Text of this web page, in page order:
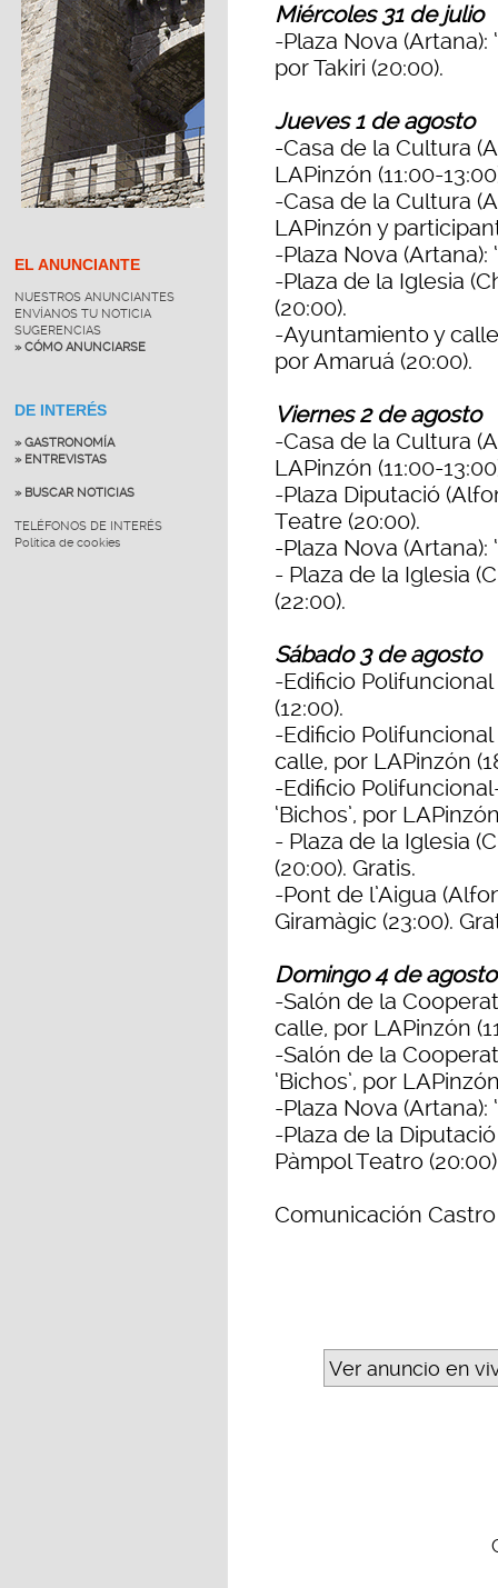
EL ANUNCIANTE
NUESTROS ANUNCIANTES
ENVÍANOS TU NOTICIA
SUGERENCIAS
» CÓMO ANUNCIARSE
DE INTERÉS
» GASTRONOMÍA
» ENTREVISTAS
» BUSCAR NOTICIAS
TELÉFONOS DE INTERÉS
Política de cookies
Miércoles 31 de julio
-Plaza Nova (Artana):
por Takiri (20:00).
Jueves 1 de agosto
-Casa de la Cultura
LAPinzón (11:00-
-Casa de la Cultura
LAPinzón y
-Plaza Nova (Artana):
-Plaza de la Iglesia
(20:00).
-Ayuntamiento y
por Amaruá (20:00).
Viernes 2 de agosto
-Casa de la Cultura
LAPinzón (11:00-
-Plaza Diputació
Teatre (20:00).
-Plaza Nova (Artana):
- Plaza de la Iglesia
(22:00).
Sábado 3 de agosto
-Edificio
(12:00).
-Edificio
calle, por LAPinzón
-Edificio
‘Bichos’, por
- Plaza de la Iglesia
(20:00). Gratis.
-Pont de l’Aigua
Giramàgic (23:00).
Domingo 4 de agosto
-Salón de la
calle, por LAPinzón
-Salón de la
‘Bichos’, por
-Plaza Nova (Artana):
-Plaza de la
Pàmpol Teatro
Comunicación
Ver anuncio en